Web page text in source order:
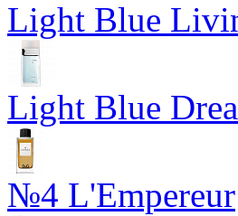
Light Blue
Light Blue
№4 L'Empereur